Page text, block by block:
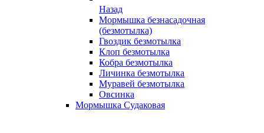
Назад
Мормышка безнасадочная
(безмотылка)
Гвоздик безмотылка
Клоп безмотылка
Кобра безмотылка
Личинка безмотылка
Муравей безмотылка
Овсинка
Мормышка Судаковая